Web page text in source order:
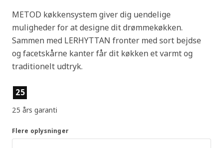
METOD køkkensystem giver dig uendelige
muligheder for at designe dit drømmekøkken.
Sammen med LERHYTTAN fronter med sort bejdse
og facetskårne kanter får dit køkken et varmt og
traditionelt udtryk.
Produktfunktioner
25
25 års garanti
Flere oplysninger